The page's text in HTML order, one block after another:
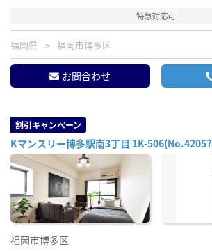
特急対応可
福岡県 福岡市博多区
お問合わせ
割引キャンペーン
Kマンスリー博多駅南3丁目 1K-
福岡市博多区